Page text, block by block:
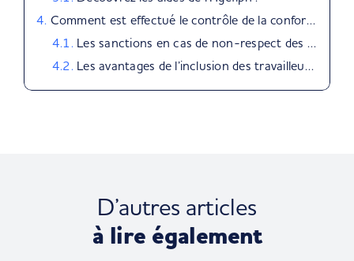
Comment est effectué le contrôle de la conformité à l’obligation ?
Les sanctions en cas de non-respect des obligations :
Les avantages de l’inclusion des travailleurs handicapés :
D’autres articles
à lire également